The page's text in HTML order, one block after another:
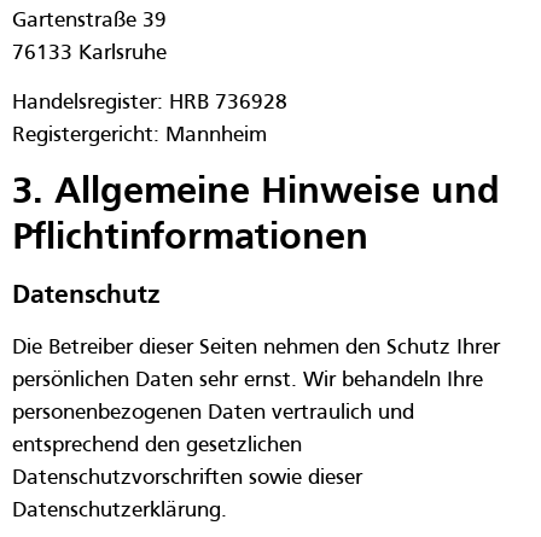
Gartenstraße 39
76133 Karlsruhe
Handelsregister: HRB 736928
Registergericht: Mannheim
3. Allgemeine Hinweise und
Pflicht­informationen
Datenschutz
Die Betreiber dieser Seiten nehmen den Schutz Ihrer
persönlichen Daten sehr ernst. Wir behandeln Ihre
personenbezogenen Daten vertraulich und
entsprechend den gesetzlichen
Datenschutzvorschriften sowie dieser
Datenschutzerklärung.